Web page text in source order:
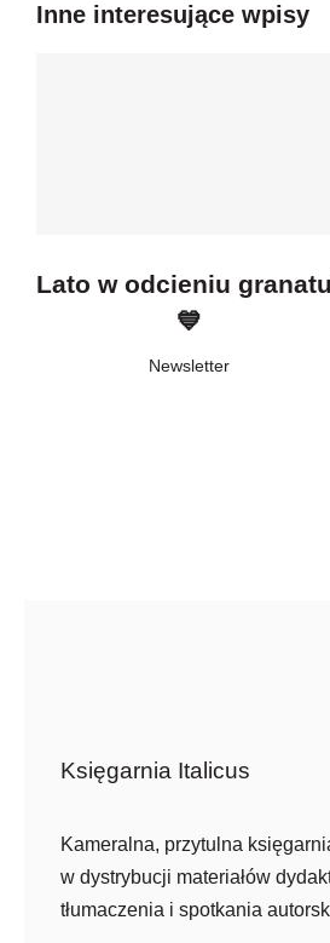
Inne interesujące wpisy
Lato w odcieniu
💙
Newsletter
Księgarnia Italicus
Kameralna, przytulna
w dystrybucji materiałów
tłumaczenia i spotkania